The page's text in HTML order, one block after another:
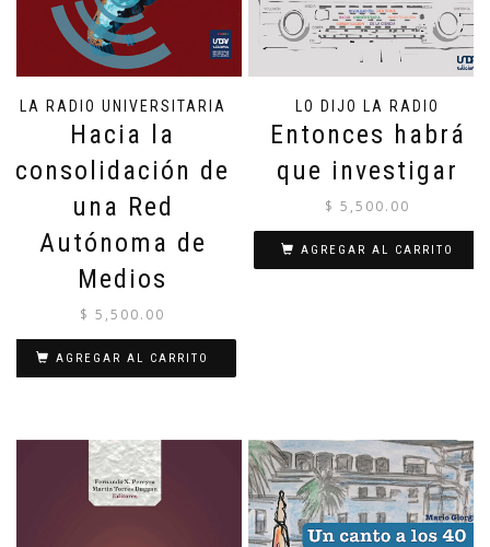
LA RADIO UNIVERSITARIA
Hacia la
consolidación de
una Red
Autónoma de
Medios
$ 5,500.00
AGREGAR AL CARRITO
LO DIJO LA RADIO
Entonces habrá
que investigar
$ 5,500.00
AGREGAR AL CARRITO